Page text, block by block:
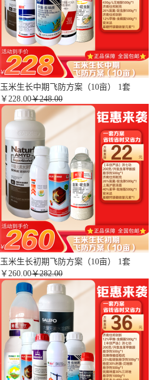
玉米生长中期飞防方案（10亩） 1套
￥ 228.00￥248.00
玉米生长初期飞防方案（10亩） 1套
￥ 260.00￥282.00